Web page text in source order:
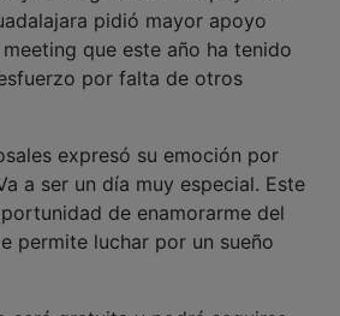
que este año ha tenido
por falta de otros
a ser un día muy especial. Este
de enamorarme del
permite luchar por un sueño